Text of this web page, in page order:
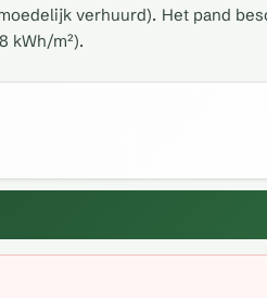
verhuurd). Het pand
kWh/m²).